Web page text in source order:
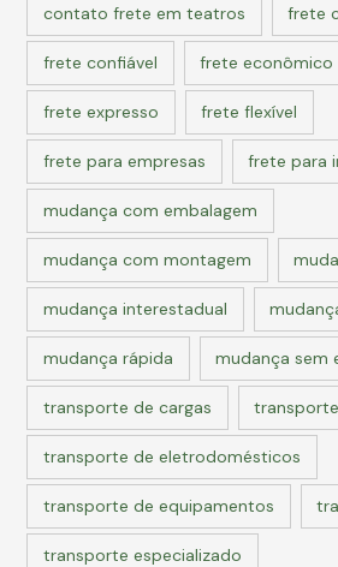
contato frete em teatros frete
frete confiável frete econômico
frete expresso frete flexível
frete para empresas frete para
mudança com embalagem
mudança com montagem
mudança interestadual
mudança rápida mudança sem
transporte de cargas
transporte de eletrodomésticos
transporte de equipamentos
transporte especializado